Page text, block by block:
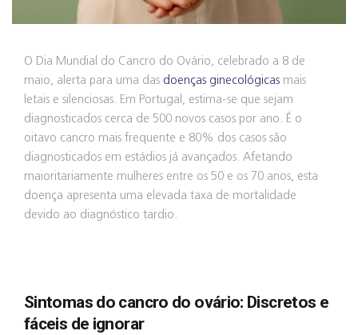
O Dia Mundial do Cancro do Ovário, celebrado a 8 de
maio, alerta para uma das doenças ginecológicas mais
letais e silenciosas. Em Portugal, estima-se que sejam
diagnosticados cerca de 500 novos casos por ano. É o
oitavo cancro mais frequente e 80% dos casos são
diagnosticados em estádios já avançados. Afetando
maioritariamente mulheres entre os 50 e os 70 anos, esta
doença apresenta uma elevada taxa de mortalidade
devido ao diagnóstico tardio.
Sintomas do cancro do ovário: Discretos e
fáceis de ignorar